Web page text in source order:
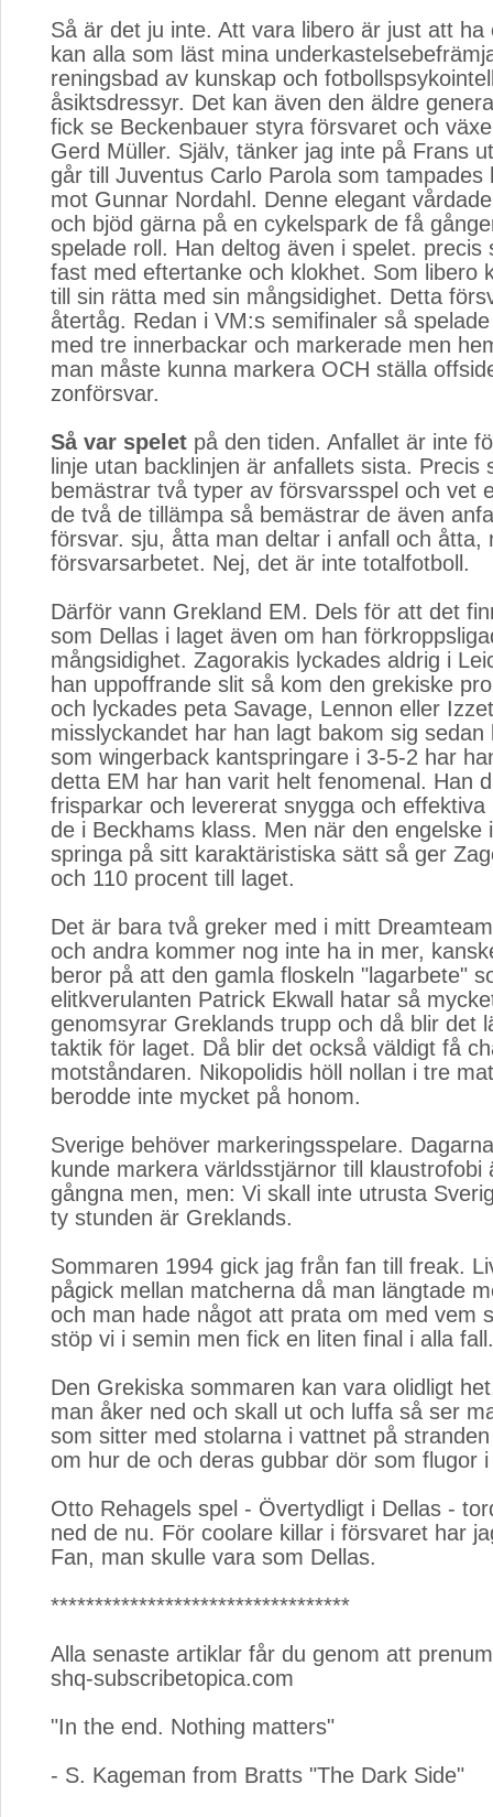
Så är det ju inte. Att vara libero är just att ha
kan alla som läst mina
reningsbad av kunskap och
åsiktsdressyr. Det kan även den äldre
fick se Beckenbauer styra försvaret och
Gerd Müller. Själv, tänker jag inte på Frans
går till Juventus Carlo Parola som tampades
mot Gunnar Nordahl. Denne elegant
och bjöd gärna på en cykelspark de få
spelade roll. Han deltog även i spelet. precis
fast med eftertanke och klokhet. Som libero
till sin rätta med sin mångsidighet. Detta
återtåg. Redan i VM:s semifinaler så
med tre innerbackar och markerade men
man måste kunna markera OCH ställa
zonförsvar.
Så var spelet på den tiden. Anfallet är inte
linje utan backlinjen är anfallets sista. Precis
bemästrar två typer av försvarsspel och vet
de två de tillämpa så bemästrar de även
försvar. sju, åtta man deltar i anfall och åtta,
försvarsarbetet. Nej, det är inte totalfotboll.
Därför vann Grekland EM. Dels för att det
som Dellas i laget även om han
mångsidighet. Zagorakis lyckades aldrig i
han uppoffrande slit så kom den grekiske
och lyckades peta Savage, Lennon eller
misslyckandet har han lagt bakom sig sedan
som wingerback kantspringare i 3-5-2 har
detta EM har han varit helt fenomenal. Han
frisparkar och levererat snygga och effektiva
de i Beckhams klass. Men när den engelske
springa på sitt karaktäristiska sätt så ger
och 110 procent till laget.
Det är bara två greker med i mitt
och andra kommer nog inte ha in mer,
beror på att den gamla floskeln "lagarbete"
elitkverulanten Patrick Ekwall hatar så
genomsyrar Greklands trupp och då blir det
taktik för laget. Då blir det också väldigt få
motståndaren. Nikopolidis höll nollan i tre
berodde inte mycket på honom.
Sverige behöver markeringsspelare.
kunde markera världsstjärnor till klaustrofobi
gångna men, men: Vi skall inte utrusta
ty stunden är Greklands.
Sommaren 1994 gick jag från fan till freak.
pågick mellan matcherna då man längtade
och man hade något att prata om med vem
stöp vi i semin men fick en liten final i alla fall.
Den Grekiska sommaren kan vara olidligt
man åker ned och skall ut och luffa så ser
som sitter med stolarna i vattnet på
om hur de och deras gubbar dör som flugor
Otto Rehagels spel - Övertydligt i Dellas -
ned de nu. För coolare killar i försvaret har
Fan, man skulle vara som Dellas.
**********************************
Alla senaste artiklar får du genom att
shq-subscribetopica.com
"In the end. Nothing matters"
- S. Kageman from Bratts "The Dark Side"